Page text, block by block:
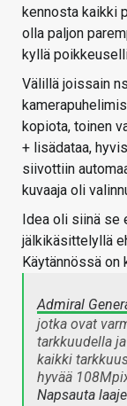
kennosta kaikki
olla paljon
kyllä
Välillä joissain
kopiota, toinen
+ lisädataa,
siivottiin
kuvaaja oli
Idea oli siinä se
jälkikäsittelyllä
Käytännössä on
Admiral
jotka ovat
tarkkuudella
kaikki
hyvää
Napsauta